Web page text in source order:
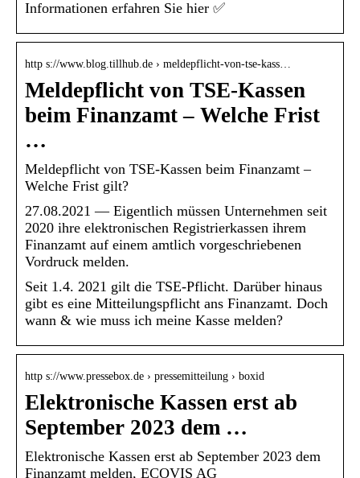
Informationen erfahren Sie hier ✅
http s://www.blog.tillhub.de › meldepflicht-von-tse-kass…
Meldepflicht von TSE-Kassen
beim Finanzamt – Welche Frist
…
Meldepflicht von TSE-Kassen beim Finanzamt –
Welche Frist gilt?
27.08.2021 — Eigentlich müssen Unternehmen seit
2020 ihre elektronischen Registrierkassen ihrem
Finanzamt auf einem amtlich vorgeschriebenen
Vordruck melden.
Seit 1.4. 2021 gilt die TSE-Pflicht. Darüber hinaus
gibt es eine Mitteilungspflicht ans Finanzamt. Doch
wann & wie muss ich meine Kasse melden?
http s://www.pressebox.de › pressemitteilung › boxid
Elektronische Kassen erst ab
September 2023 dem …
Elektronische Kassen erst ab September 2023 dem
Finanzamt melden, ECOVIS AG